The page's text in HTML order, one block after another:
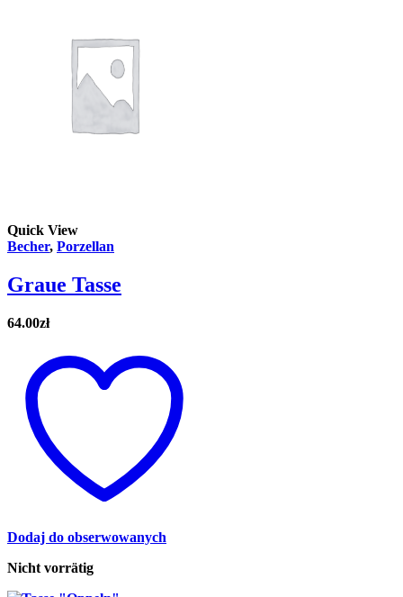
Quick View
Becher, Porzellan
Graue Tasse
64.00zł
Dodaj do obserwowanych
Nicht vorrätig